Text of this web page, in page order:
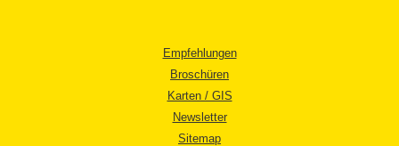
Empfehlungen
Broschüren
Karten / GIS
Newsletter
Sitemap